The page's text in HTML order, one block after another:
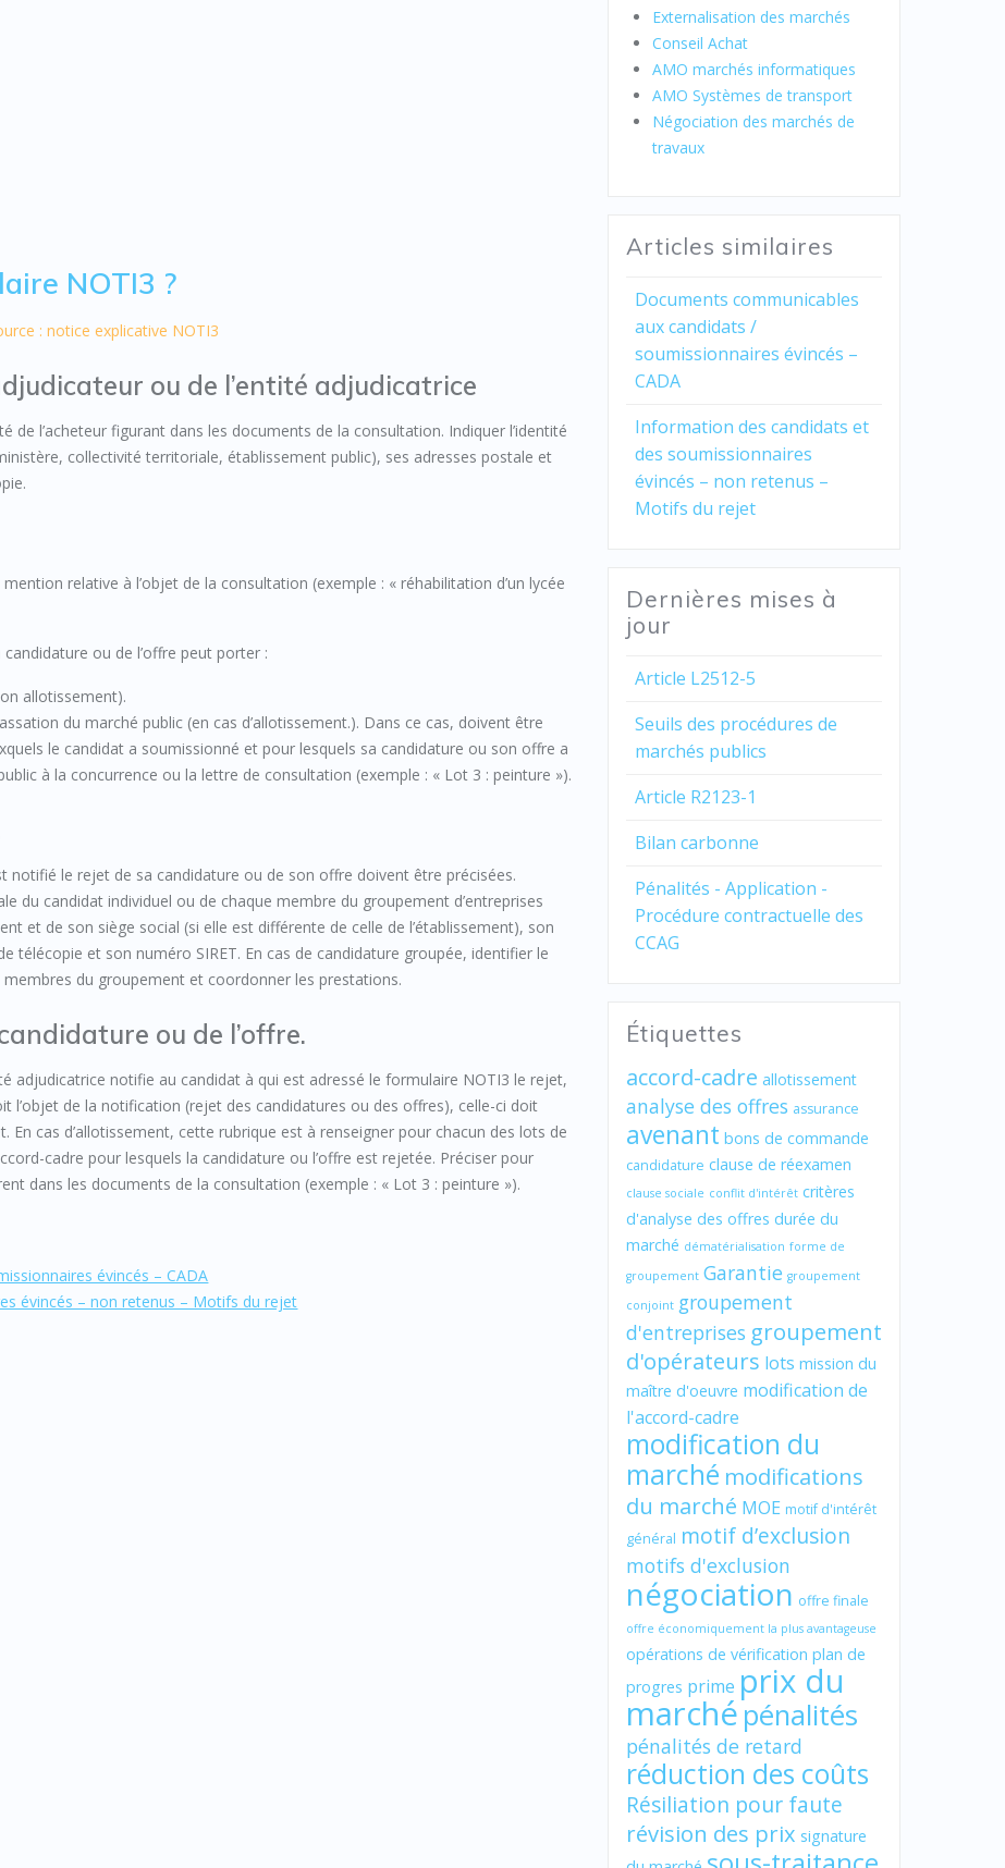
NOTI3 ?
: notice explicative NOTI3
ou de l’entité adjudicatrice
de l’acheteur figurant dans les documents de la consultation. Indiquer l’identité
collectivité territoriale, établissement public), ses adresses postale et
relative à l’objet de la consultation (exemple : « réhabilitation d’un lycée
ou de l’offre peut porter :
allotissement).
du marché public (en cas d’allotissement.). Dans ce cas, doivent être
le candidat a soumissionné et pour lesquels sa candidature ou son offre a
à la concurrence ou la lettre de consultation (exemple : « Lot 3 : peinture »).
notifié le rejet de sa candidature ou de son offre doivent être précisées.
du candidat individuel ou de chaque membre du groupement d’entreprises
et de son siège social (si elle est différente de celle de l’établissement), son
télécopie et son numéro SIRET. En cas de candidature groupée, identifier le
du groupement et coordonner les prestations.
ou de l’offre.
adjudicatrice notifie au candidat à qui est adressé le formulaire NOTI3 le rejet,
l’objet de la notification (rejet des candidatures ou des offres), celle-ci doit
cas d’allotissement, cette rubrique est à renseigner pour chacun des lots de
cadre pour lesquels la candidature ou l’offre est rejetée. Préciser pour
dans les documents de la consultation (exemple : « Lot 3 : peinture »).
évincés – CADA
évincés – non retenus – Motifs du rejet
Externalisation des marchés
Conseil Achat
AMO marchés informatiques
AMO Systèmes de transport
Négociation des marchés de
travaux
Articles similaires
Documents communicables
aux candidats /
soumissionnaires évincés –
CADA
Information des candidats et
des soumissionnaires
évincés – non retenus –
Motifs du rejet
Dernières mises à
jour
Article L2512-5
Seuils des procédures de
marchés publics
Article R2123-1
Bilan carbonne
Pénalités - Application -
Procédure contractuelle des
CCAG
Étiquettes
accord-cadre allotissement
analyse des offres assurance
avenant bons de commande
candidature clause de réexamen
clause sociale conflit d'intérêt critères
d'analyse des offres durée du
marché dématérialisation forme de
groupement Garantie groupement
conjoint groupement
d'entreprises groupement
d'opérateurs lots mission du
maître d'oeuvre modification de
l'accord-cadre
modification du
marché modifications
du marché MOE motif d'intérêt
général motif d’exclusion
motifs d'exclusion
négociation offre finale
offre économiquement la plus avantageuse
opérations de vérification plan de
progres prime prix du
marché pénalités
pénalités de retard
réduction des coûts
Résiliation pour faute
révision des prix signature